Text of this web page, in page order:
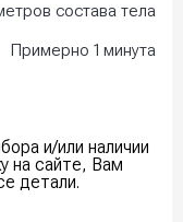
состава тела
Примерно 1 минута
и/или наличии
на сайте, Вам
детали.